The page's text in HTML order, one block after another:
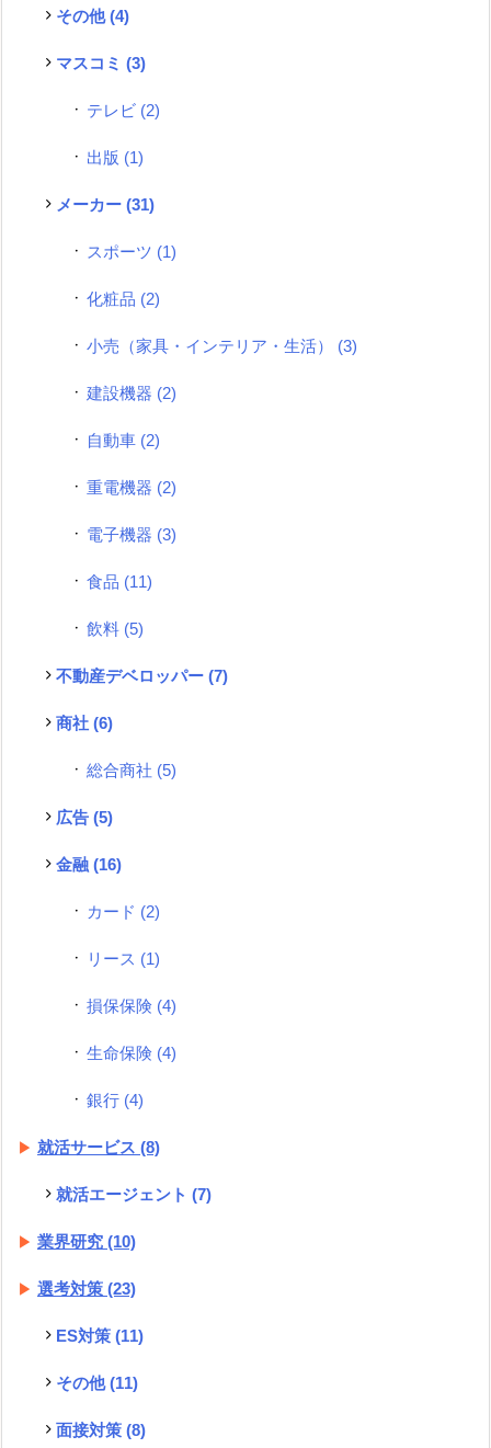
その他(4)
マスコミ (3)
テレビ (2)
出版 (1)
メーカー (31)
スポーツ (1)
化粧品 (2)
小売（家具・インテリア・生活） (3)
建設機器 (2)
自動車 (2)
重電機器 (2)
電子機器 (3)
食品 (11)
飲料 (5)
不動産デベロッパー (7)
商社 (6)
総合商社 (5)
広告 (5)
金融 (16)
カード (2)
リース (1)
損保保険 (4)
生命保険 (4)
銀行 (4)
就活サービス (8)
就活エージェント (7)
業界研究 (10)
選考対策 (23)
ES対策 (11)
その他(11)
面接対策 (8)